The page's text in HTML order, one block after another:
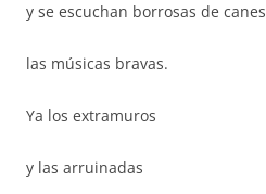
y se escuchan borrosas de canes
las músicas bravas.
Ya los extramuros
y las arruinadas